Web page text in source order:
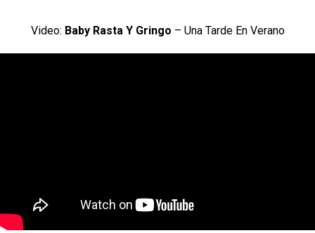
Video: Baby Rasta Y Gringo – Una Tarde En Verano